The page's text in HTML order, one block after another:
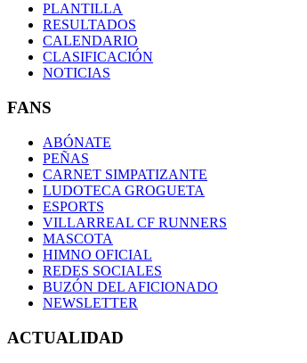
PLANTILLA
RESULTADOS
CALENDARIO
CLASIFICACIÓN
NOTICIAS
FANS
ABÓNATE
PEÑAS
CARNET SIMPATIZANTE
LUDOTECA GROGUETA
ESPORTS
VILLARREAL CF RUNNERS
MASCOTA
HIMNO OFICIAL
REDES SOCIALES
BUZÓN DEL AFICIONADO
NEWSLETTER
ACTUALIDAD